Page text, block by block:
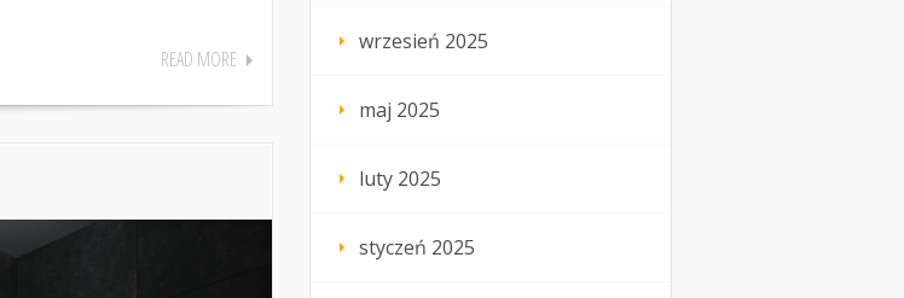
READ MORE
wrzesień 2025
maj 2025
luty 2025
styczeń 2025